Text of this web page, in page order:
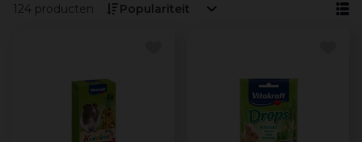
124 producten